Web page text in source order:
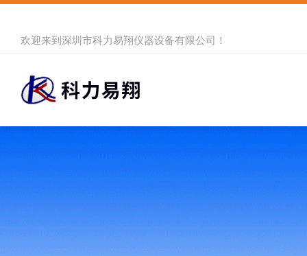
欢迎来到 深圳市科力易翔仪器设备有限公司 ！